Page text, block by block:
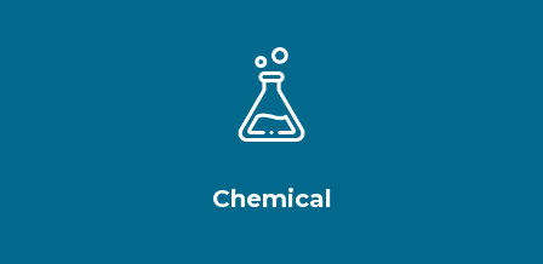
Chemical